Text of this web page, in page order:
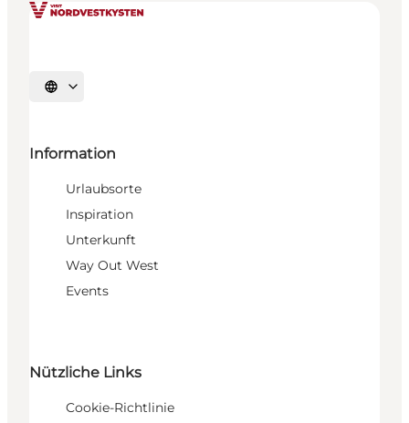
Sprache auswählen
Information
Urlaubsorte
Inspiration
Unterkunft
Way Out West
Events
Nützliche Links
Cookie-Richtlinie